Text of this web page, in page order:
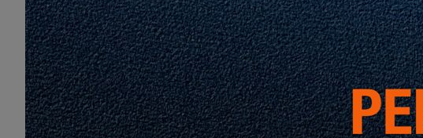
Love 0 Share Share